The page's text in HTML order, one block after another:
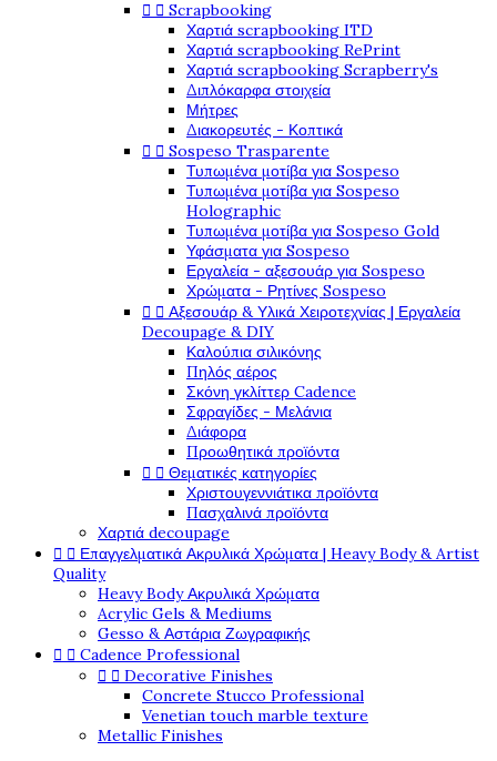
  Scrapbooking
Χαρτιά scrapbooking ITD
Χαρτιά scrapbooking RePrint
Χαρτιά scrapbooking Scrapberry's
Διπλόκαρφα στοιχεία
Μήτρες
Διακορευτές - Κοπτικά
  Sospeso Trasparente
Τυπωμένα μοτίβα για Sospeso
Τυπωμένα μοτίβα για Sospeso
Holographic
Τυπωμένα μοτίβα για Sospeso Gold
Υφάσματα για Sospeso
Εργαλεία - αξεσουάρ για Sospeso
Χρώματα - Ρητίνες Sospeso
  Αξεσουάρ & Υλικά Χειροτεχνίας | Εργαλεία
Decoupage & DIY
Καλούπια σιλικόνης
Πηλός αέρος
Σκόνη γκλίττερ Cadence
Σφραγίδες - Μελάνια
Διάφορα
Προωθητικά προϊόντα
  Θεματικές κατηγορίες
Χριστουγεννιάτικα προϊόντα
Πασχαλινά προϊόντα
Χαρτιά decoupage
  Επαγγελματικά Ακρυλικά Χρώματα | Heavy Body & Artist
Quality
Heavy Body Ακρυλικά Χρώματα
Acrylic Gels & Mediums
Gesso & Αστάρια Ζωγραφικής
  Cadence Professional
  Decorative Finishes
Concrete Stucco Professional
Venetian touch marble texture
Metallic Finishes